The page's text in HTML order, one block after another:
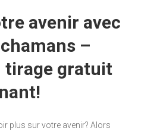
avenir avec
–
tirage gratuit
plus sur votre avenir? Alors